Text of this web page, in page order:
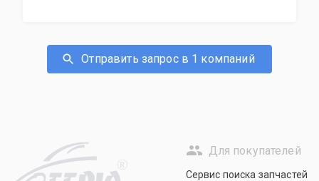
Отправить запрос в 1 компаний
R
Для покупателей
Сервис поиска запчастей